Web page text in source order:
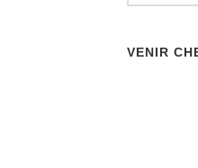
VENIR